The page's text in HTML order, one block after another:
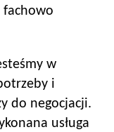
fachowo
w
i
do negocjacji.
usługa